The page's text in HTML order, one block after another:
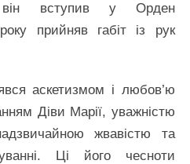
він вступив у Орден
прийняв габіт із рук
аскетизмом і любов’ю
Діви Марії, уважністю
жвавістю та
Ці його чесноти